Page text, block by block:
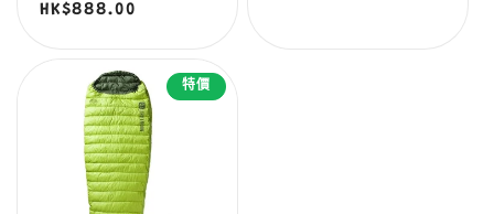
價
HK$888.00
特價